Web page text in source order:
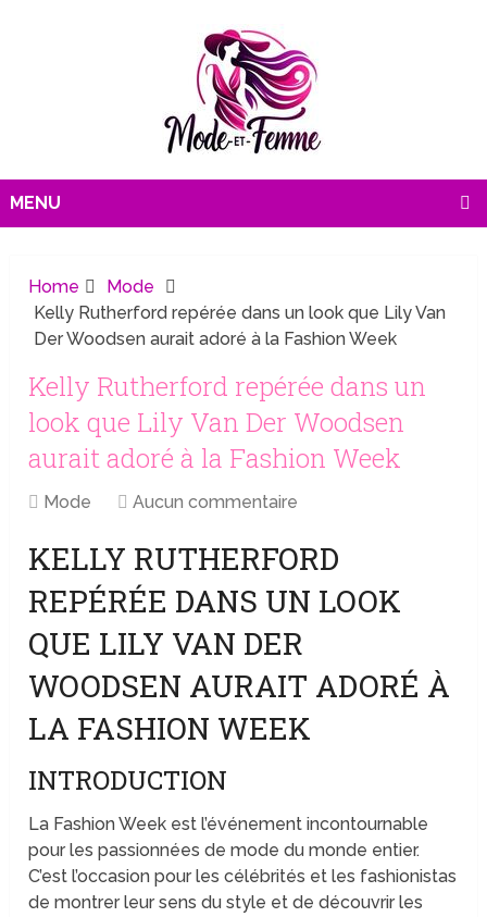
MENU
Home
Mode
Kelly Rutherford repérée dans un look que Lily Van
Der Woodsen aurait adoré à la Fashion Week
Kelly Rutherford repérée dans un
look que Lily Van Der Woodsen
aurait adoré à la Fashion Week
Mode Aucun commentaire
KELLY RUTHERFORD
REPÉRÉE DANS UN LOOK
QUE LILY VAN DER
WOODSEN AURAIT ADORÉ À
LA FASHION WEEK
INTRODUCTION
La Fashion Week est l’événement incontournable
pour les passionnées de mode du monde entier.
C’est l’occasion pour les célébrités et les fashionistas
de montrer leur sens du style et de découvrir les